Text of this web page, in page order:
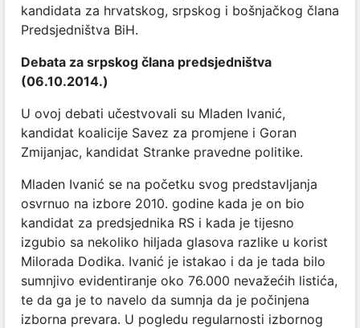
kandidata za hrvatskog, srpskog i bošnjačkog člana
Predsjedništva BiH.
Debata za srpskog člana predsjedništva
(06.10.2014.)
U ovoj debati učestvovali su Mladen Ivanić,
kandidat koalicije Savez za promjene i Goran
Zmijanjac, kandidat Stranke pravedne politike.
Mladen Ivanić se na početku svog predstavljanja
osvrnuo na izbore 2010. godine kada je on bio
kandidat za predsjednika RS i kada je tijesno
izgubio sa nekoliko hiljada glasova razlike u korist
Milorada Dodika. Ivanić je istakao i da je tada bilo
sumnjivo evidentiranje oko 76.000 nevažećih listića,
te da ga je to navelo da sumnja da je počinjena
izborna prevara. U pogledu regularnosti izbornog